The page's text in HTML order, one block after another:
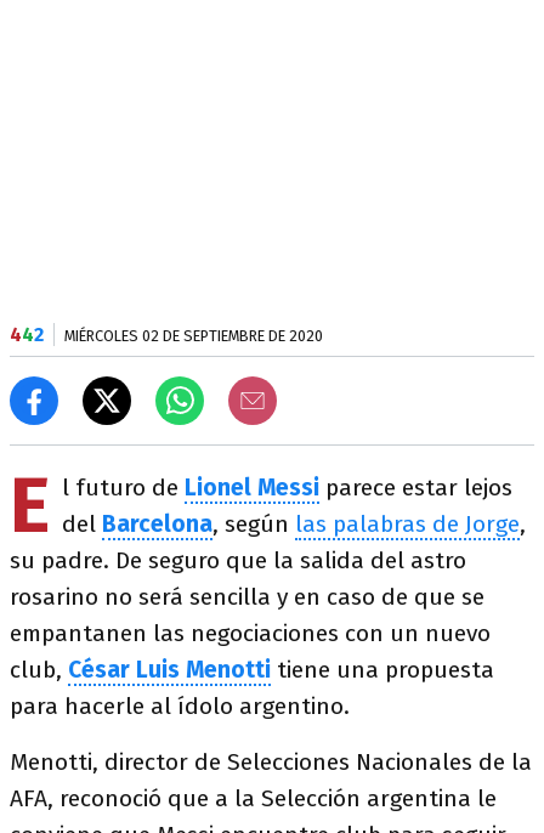
442 MIÉRCOLES 02 DE SEPTIEMBRE DE 2020
E l futuro de Lionel Messi parece estar lejos
del Barcelona, según las palabras de Jorge,
su padre. De seguro que la salida del astro
rosarino no será sencilla y en caso de que se
empantanen las negociaciones con un nuevo
club, César Luis Menotti tiene una propuesta
para hacerle al ídolo argentino.
Menotti, director de Selecciones Nacionales de la
AFA, reconoció que a la Selección argentina le